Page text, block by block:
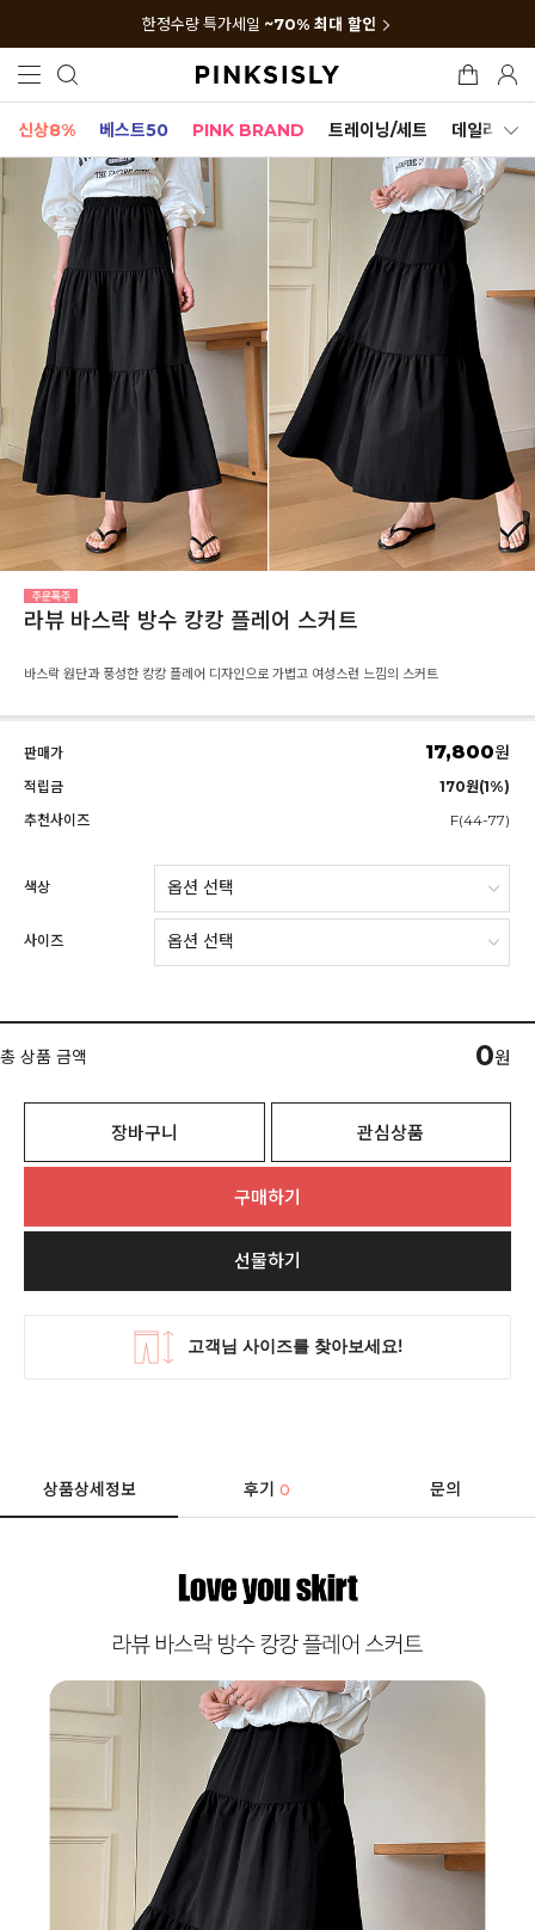
한정수량 특가세일 ~70% 최대 할인
신상8% 베스트50 PINK BRAND 트레이닝/세트 데일리세트
라뷰 바스락 방수 캉캉 플레어 스커트
바스락 원단과 풍성한 캉캉 플레어 디자인으로 가볍고 여성스런 느낌의 스커트
판매가 17,800원
적립금
170원(1%)
추천사이즈
F(44-77)
색상
사이즈
총 상품 금액 0원
장바구니 관심상품
구매하기
선물하기
상품상세정보 후기0 문의